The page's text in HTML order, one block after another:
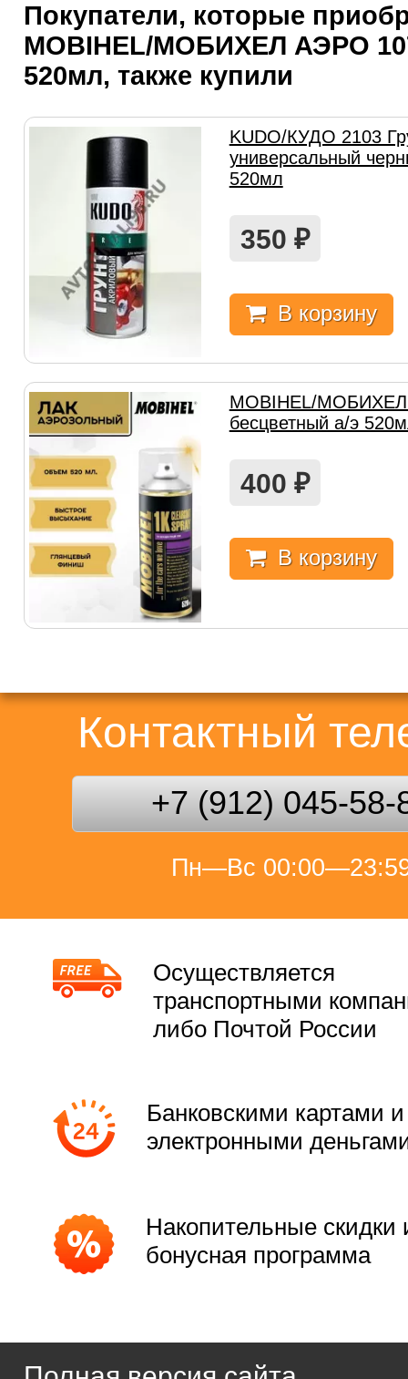
Покупатели, которые
MOBIHEL/МОБИХЕЛ АЭРО
520мл, также купили
KUDO/КУДО 2103
универсальный
520мл
350 ₽
В корзину
MOBIHEL/МОБИХЕЛ
бесцветный а/э
400 ₽
В корзину
Контактный
+7 (912) 045-58-
Пн—Вс
Осуществляется
транспортными
либо Почтой России
Банковскими картами и
электронными
Накопительные скидки
бонусная программа